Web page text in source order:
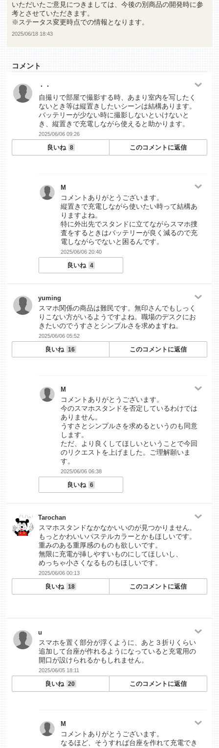
いただいたご意見につきましては、今後の別商品の開発時に参
考とさせていただきます。
※ステータス変更時点での情報となります。
2025/06/18 18:43
コメント
・・
自撮りで部屋で撮影する時、あまり室内を写したく
ないとき等は縦置きしたいシーンは結構あります。
バッテリーが少ない時に撮影しないといけないと
き、縦置きで充電しながら使えると助かります。
2025/06/06 09:26
良いね 8 このコメントに返信
M
コメントありがとうございます。
縦置きで充電しながら使いたい時って結構あ
りますよね。
特に外出先でスタンドに立てながらスマホ捜
査をするときはバッテリーが良く減るので充
電しながらでないと困るんです。
2025/06/06 20:40
良いね 4
yuming
スマホ関係の商品は難民です。無印さんでもしっく
りこない方がいるようですよね。職場のデスクにお
きたいのでうすさとシンプルさを求めますね。
2025/06/06 05:52
良いね 16 このコメントに返信
M
コメントありがとうございます。
今のスマホスタンドを否定しているわけでは
ありません。
うすさとシンプルさを求めるというのも同意
します。
ただ、より良くしてほしいということで今回
のリクエストを上げました。ご理解願いま
す。
2025/06/06 06:38
良いね 6
Tarochan
スマホスタンドなかなかいいのが見つかりません。
もっとかわいいパステルカラーとかもほしいです。
重みのある重厚感のものも欲しいです。
無限に充電が挿しやすいものにしてほしいし、
めっちゃ小さくなるものもほしいです。
2025/06/06 00:13
良いね 18 このコメントに返信
u
スマホを置く部分が浮くように、あと３折りくらい
追加して台座が作れるようになっていると充電用の
開口が設けられるかもしれません。
2025/06/05 18:11
良いね 20 このコメントに返信
M
コメントありがとうございます。
なるほど、そうすれば台座を作れて充電でき